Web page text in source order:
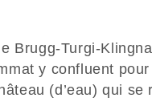
Brugg-Turgi-
y confluent
(d’eau) qui